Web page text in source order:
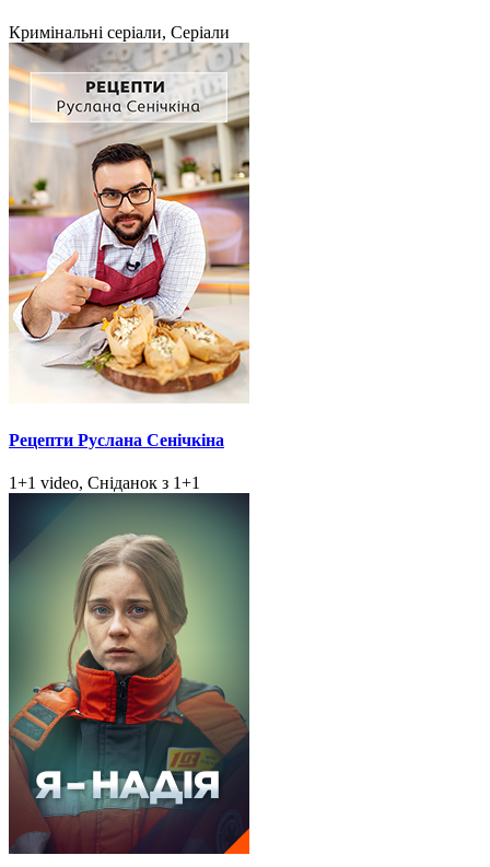
Кримінальні серіали, Серіали
Рецепти Руслана Сенічкіна
1+1 video, Сніданок з 1+1